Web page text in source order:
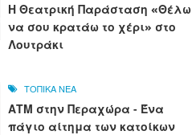
Η Θεατρική Παράσταση «Θέλω
να σου κρατάω το χέρι» στο
Λουτράκι
ΤΟΠΙΚΑ ΝΕΑ
ΑΤΜ στην Περαχώρα - Ένα
πάγιο αίτημα των κατοίκων